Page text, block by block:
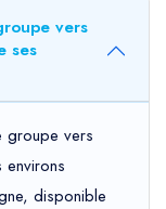
vers
ses
groupe vers
disponible